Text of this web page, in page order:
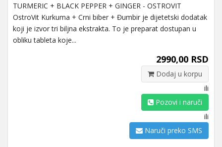
TURMERIC + BLACK PEPPER + GINGER - OSTROVIT
OstroVit Kurkuma + Crni biber + Đumbir je dijetetski dodatak
koji je izvor tri biljna ekstrakta. To je preparat dostupan u
obliku tableta koje...
2990,00 RSD
Dodaj u korpu
ili
Pozovi i naruči
ili
Naruči preko SMS